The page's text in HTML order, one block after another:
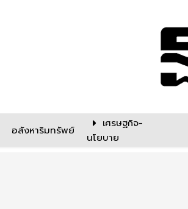
อสังหาริมทรัพย์
เศรษฐกิจ-
นโยบาย